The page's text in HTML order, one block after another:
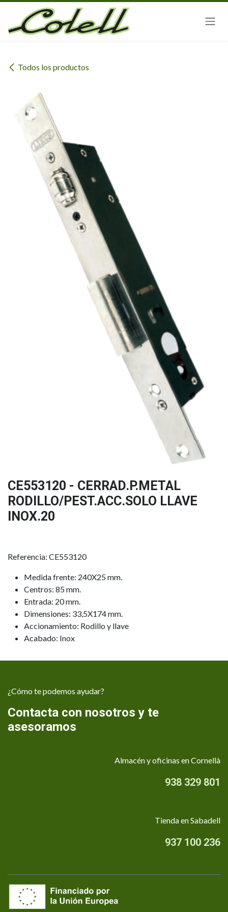
Ir al contenido
Todos los productos
CE553120 - CERRAD.P.METAL
RODILLO/PEST.ACC.SOLO LLAVE
INOX.20
Referencia: CE553120
Medida frente: 240X25 mm.
Centros: 85 mm.
Entrada: 20 mm.
Dimensiones: 33,5X174 mm.
Accionamiento: Rodillo y llave
Acabado: Inox
¿Cómo te podemos ayudar?
Contacta con nosotros y te
asesoramos
Almacén y oficinas en Cornellà
938 329 801
Tienda en Sabadell
937 100 236